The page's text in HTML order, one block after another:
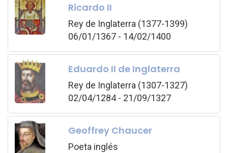
Ricardo II
Rey de Inglaterra (1377-1399)
06/01/1367 - 14/02/1400
Eduardo II de Inglaterra
Rey de Inglaterra (1307-1327)
02/04/1284 - 21/09/1327
Geoffrey Chaucer
Poeta inglés